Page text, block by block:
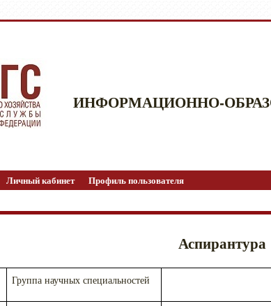
ИНФОРМАЦИОННО-
Личный кабинет
Профиль пользователя
Аспирантура
Группа научных специальностей